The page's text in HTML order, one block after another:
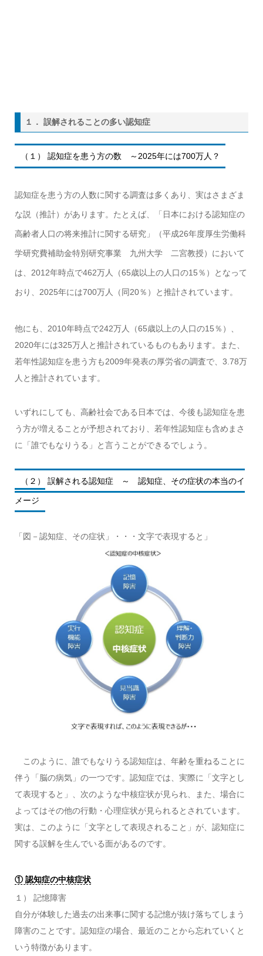
１． 誤解されることの多い認知症
（１） 認知症を患う方の数 ～2025年には700万人？
認知症を患う方の人数に関する調査は多くあり、実はさまざま
な説（推計）があります。たとえば、「日本における認知症の
高齢者人口の将来推計に関する研究」（平成26年度厚生労働科
学研究費補助金特別研究事業 九州大学 二宮教授）において
は、2012年時点で462万人（65歳以上の人口の15％）となって
おり、2025年には700万人（同20％）と推計されています。
他にも、2010年時点で242万人（65歳以上の人口の15％）、
2020年には325万人と推計されているものもあります。また、
若年性認知症を患う方も2009年発表の厚労省の調査で、3.78万
人と推計されています。
いずれにしても、高齢社会である日本では、今後も認知症を患
う方が増えることが予想されており、若年性認知症も含めまさ
に「誰でもなりうる」と言うことができるでしょう。
（２） 誤解される認知症 ～ 認知症、その症状の本当のイ
メージ
「図－認知症、その症状」・・・文字で表現すると」
このように、誰でもなりうる認知症は、年齢を重ねることに
伴う「脳の病気」の一つです。認知症では、実際に「文字とし
て表現すると」、次のような中核症状が見られ、また、場合に
よってはその他の行動・心理症状が見られるとされています。
実は、このように「文字として表現されること」が、認知症に
関する誤解を生んでいる面があるのです。
① 認知症の中核症状
１） 記憶障害
自分が体験した過去の出来事に関する記憶が抜け落ちてしまう
障害のことです。認知症の場合、最近のことから忘れていくと
いう特徴があります。